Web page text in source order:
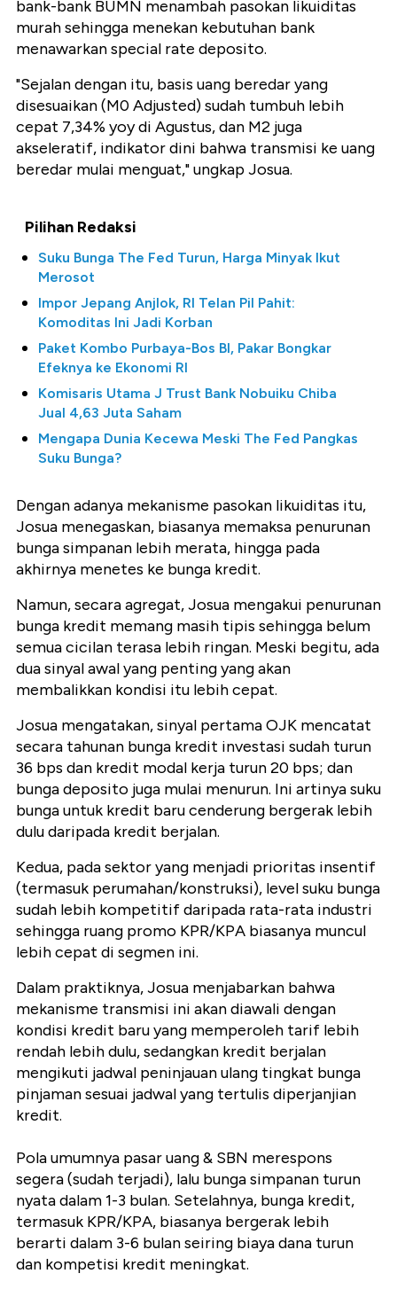
bank-bank BUMN menambah pasokan likuiditas
murah sehingga menekan kebutuhan bank
menawarkan special rate deposito.
"Sejalan dengan itu, basis uang beredar yang
disesuaikan (M0 Adjusted) sudah tumbuh lebih
cepat 7,34% yoy di Agustus, dan M2 juga
akseleratif, indikator dini bahwa transmisi ke uang
beredar mulai menguat," ungkap Josua.
Pilihan Redaksi
Suku Bunga The Fed Turun, Harga Minyak Ikut
Merosot
Impor Jepang Anjlok, RI Telan Pil Pahit:
Komoditas Ini Jadi Korban
Paket Kombo Purbaya-Bos BI, Pakar Bongkar
Efeknya ke Ekonomi RI
Komisaris Utama J Trust Bank Nobuiku Chiba
Jual 4,63 Juta Saham
Mengapa Dunia Kecewa Meski The Fed Pangkas
Suku Bunga?
Dengan adanya mekanisme pasokan likuiditas itu,
Josua menegaskan, biasanya memaksa penurunan
bunga simpanan lebih merata, hingga pada
akhirnya menetes ke bunga kredit.
Namun, secara agregat, Josua mengakui penurunan
bunga kredit memang masih tipis sehingga belum
semua cicilan terasa lebih ringan. Meski begitu, ada
dua sinyal awal yang penting yang akan
membalikkan kondisi itu lebih cepat.
Josua mengatakan, sinyal pertama OJK mencatat
secara tahunan bunga kredit investasi sudah turun
36 bps dan kredit modal kerja turun 20 bps; dan
bunga deposito juga mulai menurun. Ini artinya suku
bunga untuk kredit baru cenderung bergerak lebih
dulu daripada kredit berjalan.
Kedua, pada sektor yang menjadi prioritas insentif
(termasuk perumahan/konstruksi), level suku bunga
sudah lebih kompetitif daripada rata-rata industri
sehingga ruang promo KPR/KPA biasanya muncul
lebih cepat di segmen ini.
Dalam praktiknya, Josua menjabarkan bahwa
mekanisme transmisi ini akan diawali dengan
kondisi kredit baru yang memperoleh tarif lebih
rendah lebih dulu, sedangkan kredit berjalan
mengikuti jadwal peninjauan ulang tingkat bunga
pinjaman sesuai jadwal yang tertulis diperjanjian
kredit.
Pola umumnya pasar uang & SBN merespons
segera (sudah terjadi), lalu bunga simpanan turun
nyata dalam 1-3 bulan. Setelahnya, bunga kredit,
termasuk KPR/KPA, biasanya bergerak lebih
berarti dalam 3-6 bulan seiring biaya dana turun
dan kompetisi kredit meningkat.